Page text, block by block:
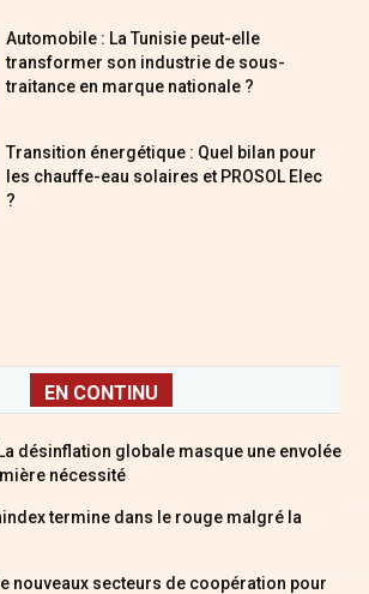
Automobile : La Tunisie peut-elle
transformer son industrie de sous-
traitance en marque nationale ?
Transition énergétique : Quel bilan pour
les chauffe-eau solaires et PROSOL Elec
?
EN CONTINU
désinflation globale masque une envolée
nécessité
termine dans le rouge malgré la
nouveaux secteurs de coopération pour